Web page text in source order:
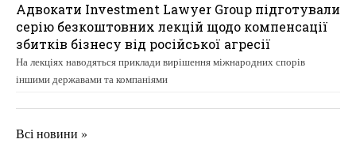
Адвокати Investment Lawyer Group підготували
серію безкоштовних лекцій щодо компенсації
збитків бізнесу від російської агресії
На лекціях наводяться приклади вирішення міжнародних спорів
іншими державами та компаніями
Всі новини »